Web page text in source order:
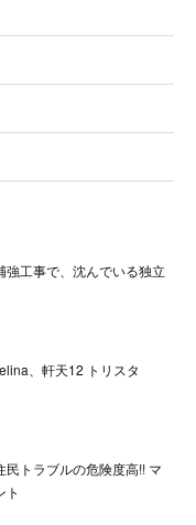
強工事で、沈んでいる独立
、軒天12 トリスタ
民トラブルの危険度高!! マ
ト